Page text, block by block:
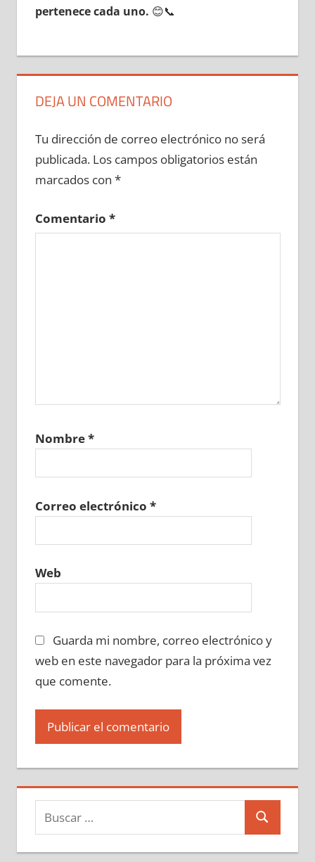
pertenece cada uno. 😊📞
DEJA UN COMENTARIO
Tu dirección de correo electrónico no será
publicada. Los campos obligatorios están
marcados con *
Comentario *
Nombre*
Correo electrónico *
Web
Guarda mi nombre, correo electrónico y
web en este navegador para la próxima vez
que comente.
Buscar